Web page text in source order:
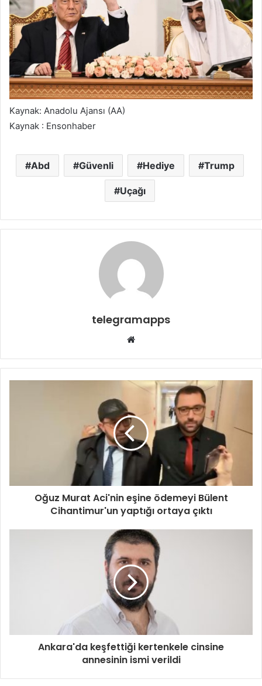
Kaynak: Anadolu Ajansı (AA)
Kaynak : Ensonhaber
Abd Güvenli Hediye Trump
Uçağı
telegramapps
Web
Oğuz Murat Aci'nin eşine ödemeyi Bülent
Cihantimur'un yaptığı ortaya çıktı
Ankara'da keşfettiği kertenkele cinsine
annesinin ismi verildi